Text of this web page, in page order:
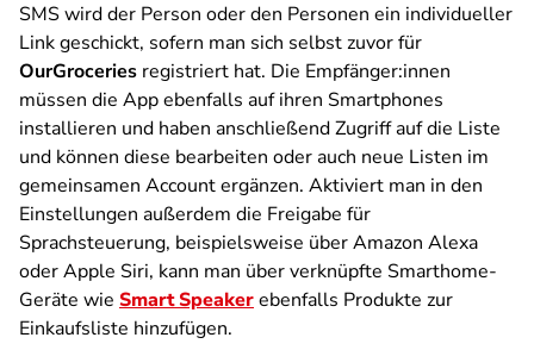
SMS wird der Person oder den Personen ein individueller
Link geschickt, sofern man sich selbst zuvor für
OurGroceries registriert hat. Die Empfänger:innen
müssen die App ebenfalls auf ihren Smartphones
installieren und haben anschließend Zugriff auf die Liste
und können diese bearbeiten oder auch neue Listen im
gemeinsamen Account ergänzen. Aktiviert man in den
Einstellungen außerdem die Freigabe für
Sprachsteuerung, beispielsweise über Amazon Alexa
oder Apple Siri, kann man über verknüpfte Smarthome-
Geräte wie Smart Speakerebenfalls Produkte zur
Einkaufsliste hinzufügen.